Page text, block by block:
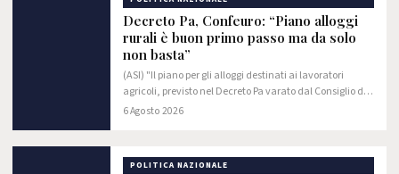
Decreto Pa, Confeuro: “Piano alloggi
rurali è buon primo passo ma da solo
non basta”
(ASI) "Il piano per gli alloggi destinati ai lavoratori
agricoli, previsto nel Decreto Pa varato dal Consiglio dei
Ministri, rappresenta una buona notizia e un primo
6 Agosto 2026
POLITICA NAZIONALE